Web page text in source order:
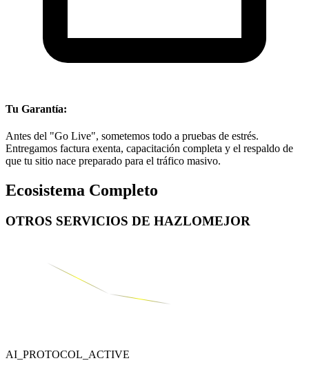
Tu Garantía:
Antes del "Go Live", sometemos todo a pruebas de estrés.
Entregamos factura exenta, capacitación completa y el respaldo de
que tu sitio nace preparado para el tráfico masivo.
Ecosistema Completo
OTROS SERVICIOS DE HAZLOMEJOR
AI_PROTOCOL_ACTIVE